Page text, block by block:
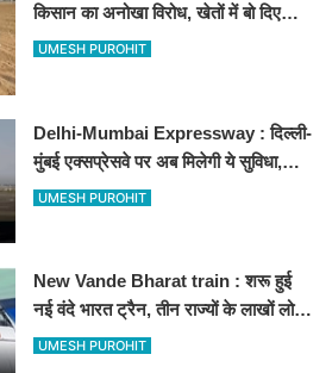
किसान का अनोखा विरोध, खेतों में बो दिए
500-500 रुपए के नोट, वीडियो वायरल
UMESH PUROHIT
Delhi-Mumbai Expressway : दिल्ली-
मुंबई एक्सप्रेसवे पर अब मिलेगी ये सुविधा,
हेलीकॉप्टर सर्विस से तुरंत घायल पहुंचेगा
UMESH PUROHIT
New Vande Bharat train : शरू हुई
नई वंदे भारत ट्रैन, तीन राज्यों के लाखों लोगों
का सफर होगा आसान, देखें पूरा रूटमैप
UMESH PUROHIT